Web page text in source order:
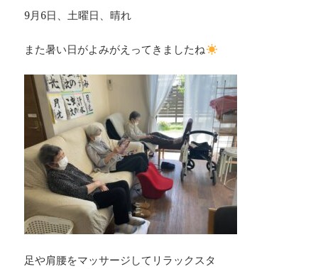
9月6日、土曜日、晴れ
また暑い日がよみがえってきましたね
足や肩腰をマッサージしてリラックスタ